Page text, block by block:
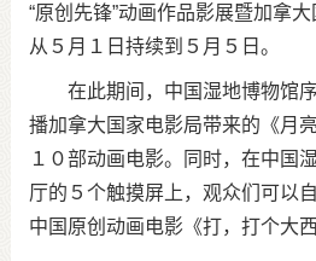
“原创先锋”动画作品影展暨加拿
从５月１日持续到５月５日。
在此期间，中国湿地博物馆序
播加拿大国家电影局带来的《月
１０部动画电影。同时，在中国
厅的５个触摸屏上，观众们可以
中国原创动画电影《打，打个大西